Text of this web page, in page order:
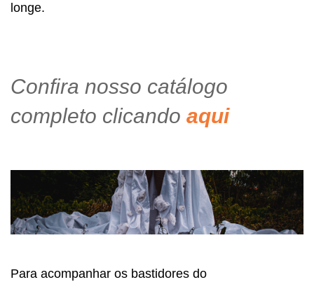
longe.
Confira nosso catálogo
completo clicando aqui
Para acompanhar os bastidores do